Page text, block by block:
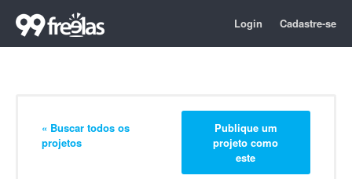
Login Cadastre-se
« Buscar todos os
projetos
Publique um
projeto como
este